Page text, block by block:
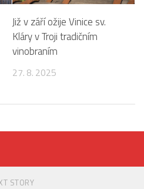
Již v září ožije Vinice sv.
Kláry v Troji tradičním
vinobraním
27. 8. 2025
STORY